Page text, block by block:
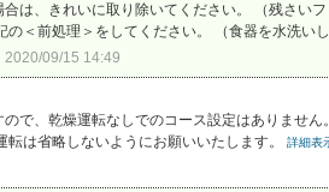
は、きれいに取り除いてください。 （残さい
＜前処理＞をしてください。 （食器を水洗い
2020/09/15 14:49
で、乾燥運転なしでのコース設定はありませ
は省略しないようにお願いいたします。
詳細表